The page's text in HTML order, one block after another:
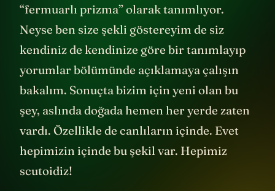
“fermuarlı prizma” olarak tanımlıyor.
Neyse ben size şekli göstereyim de siz
kendiniz de kendinize göre bir tanımlayıp
yorumlar bölümünde açıklamaya çalışın
bakalım. Sonuçta bizim için yeni olan bu
şey, aslında doğada hemen her yerde zaten
vardı. Özellikle de canlıların içinde. Evet
hepimizin içinde bu şekil var. Hepimiz
scutoidiz!